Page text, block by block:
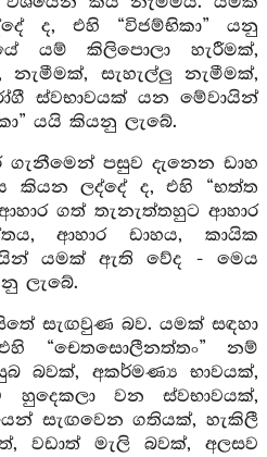
ද, එහි “විජම්භිකා” යනු
යම් කිලිපොලා හැරීමක්,
නැමීමක්, සැහැල්ලු නැමීමක්,
ස්වභාවයක් යන මේවායින්
යයි කියනු ලැබේ.
ගැනීමෙන් පසුව දැනෙන ඩාහ
කියන ලද්දේ ද, එහි “භත්ත
ගත් තැනැත්තහුට ආහාර
ආහාර ඩාහය, කායික
යමක් ඇති වේද - මෙය
ලැබේ.
සැඟවුණ බව. යමක් සඳහා
“චෙතසොලීනත්තං” නම්
බවක්, අකර්මණ්‍ය භාවයක්,
හුදෙකලා වන ස්වභාවයක්,
සැඟවෙන ගතියක්, හැකිලී
වඩාත් මැලි බවක්, අලසව